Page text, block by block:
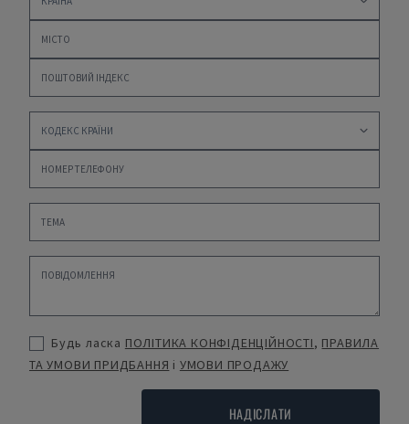
Будь ласка ПОЛІТИКА КОНФІДЕНЦІЙНОСТІ, ПРАВИЛА
ТА УМОВИ ПРИДБАННЯ і УМОВИ ПРОДАЖУ
НАДІСЛАТИ